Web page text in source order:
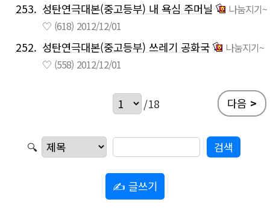
253. 성탄연극대본(중고등부) 내 욕심 주머닐
나눔지기~
♡ (618) 2012/12/01
252. 성탄연극대본(중고등부) 쓰레기 공화국
나눔지기~
♡ (558) 2012/12/01
/18 다음 >
🔍
✍ 글쓰기